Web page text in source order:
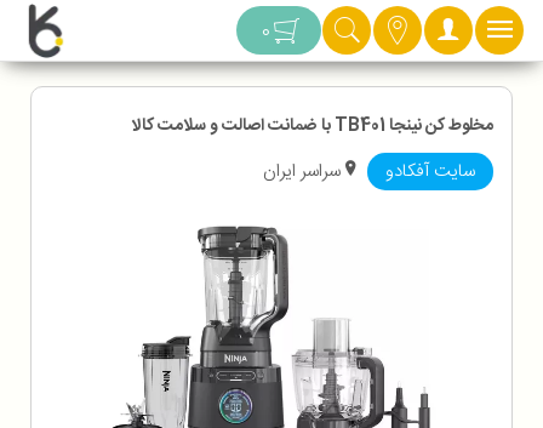
دسته بندی 0
مخلوط کن نینجا TB401 با ضمانت اصالت و سلامت کالا
سایت آفکادو سراسر ایران